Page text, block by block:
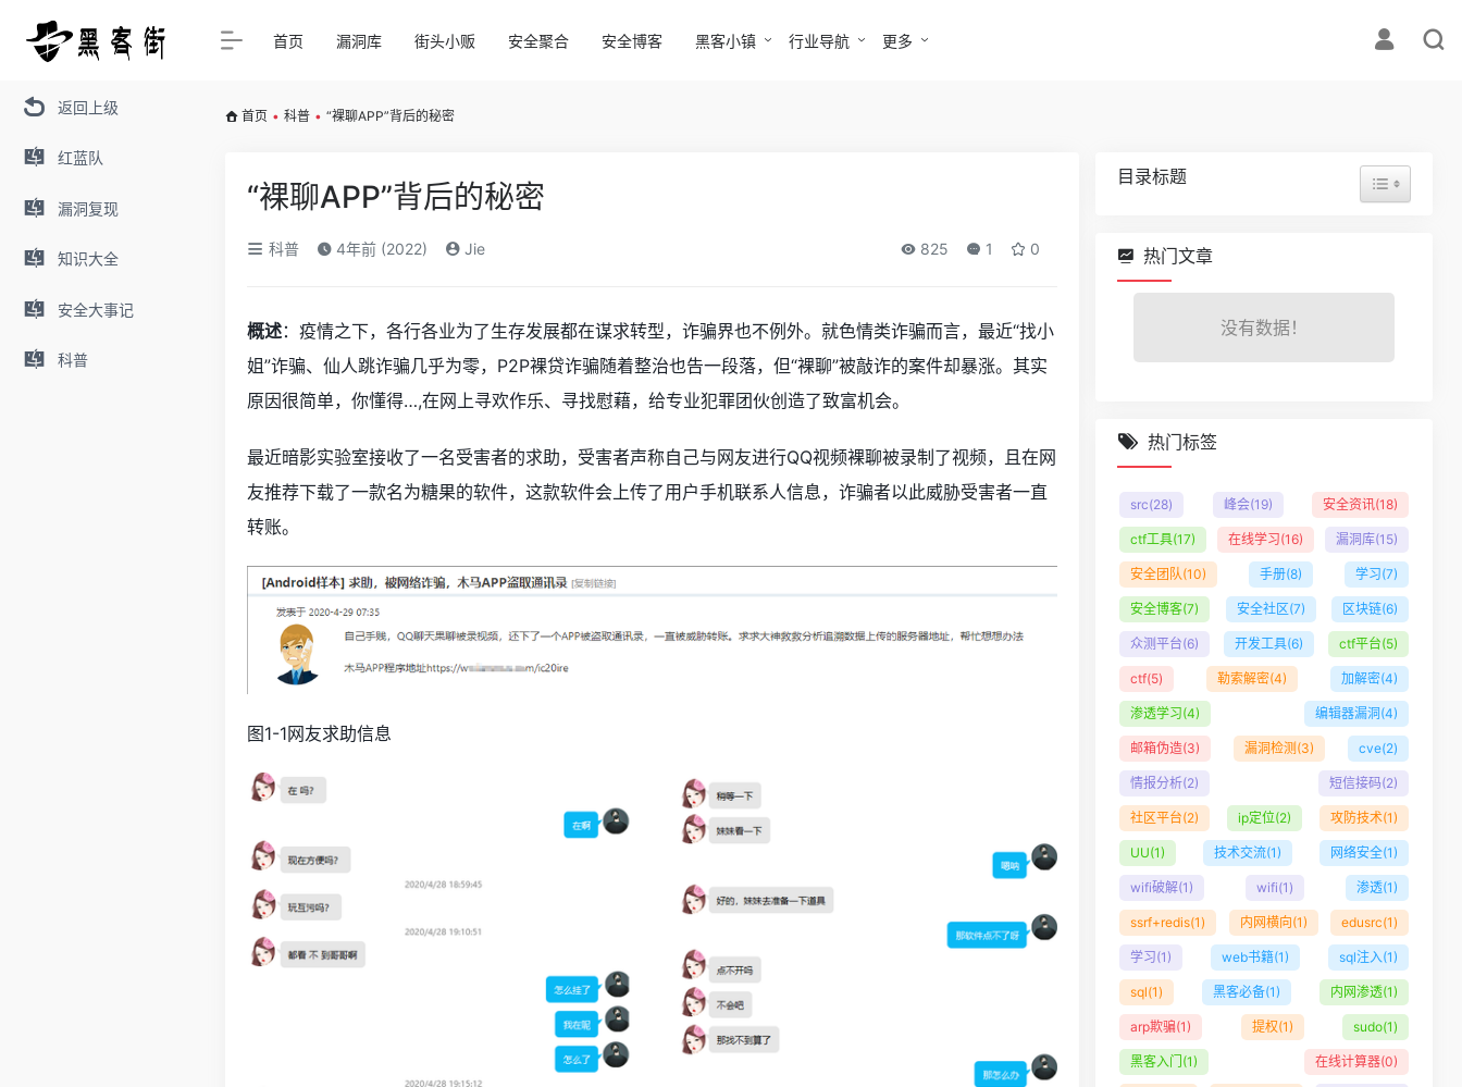
返回上级
红蓝队
漏洞复现
知识大全
安全大事记
科普
首页 漏洞库 街头小贩 安全聚合 安全博客 黑客小镇 行业导航 更多
首页 • 科普 • “裸聊APP”背后的秘密
“裸聊APP”背后的秘密
科普 4年前 (2022) Jie 825 1 0
概述：疫情之下，各行各业为了生存发展都在谋求转型，诈骗界也不例外。就色情类诈骗而言，最近“找小
姐”诈骗、仙人跳诈骗几乎为零，P2P裸贷诈骗随着整治也告一段落，但“裸聊”被敲诈的案件却暴涨。其实
原因很简单，你懂得…,在网上寻欢作乐、寻找慰藉，给专业犯罪团伙创造了致富机会。
最近暗影实验室接收了一名受害者的求助，受害者声称自己与网友进行QQ视频裸聊被录制了视频，且在网
友推荐下载了一款名为糖果的软件，这款软件会上传了用户手机联系人信息，诈骗者以此威胁受害者一直
转账。
图1-1网友求助信息
目录标题
热门文章
没有数据！
热门标签
src(28) 峰会(19) 安全资讯(18)
ctf工具(17) 在线学习(16) 漏洞库(15)
安全团队(10) 手册(8) 学习(7)
安全博客(7) 安全社区(7) 区块链(6)
众测平台(6) 开发工具(6) ctf平台(5)
ctf(5) 勒索解密(4) 加解密(4)
渗透学习(4) 编辑器漏洞(4)
邮箱伪造(3) 漏洞检测 (3) cve(2)
情报分析(2) 短信接码(2)
社区平台(2) ip定位(2) 攻防技术(1)
UU(1) 技术交流(1) 网络安全(1)
wifi破解(1) wifi(1) 渗透(1)
ssrf+redis(1) 内网横向(1) edusrc(1)
学习(1) web书籍(1) sql注入(1)
sql(1) 黑客必备(1) 内网渗透(1)
arp欺骗(1) 提权(1) sudo(1)
黑客入门 (1) 在线计算器(0)